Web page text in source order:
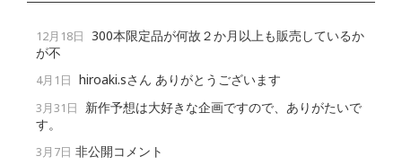
12月18日 300本限定品が何故２か月以上も販売しているか
が不
4月1日 hiroaki.sさん ありがとうございます
3月31日
新作予想は大好きな企画ですので、ありがたいで
す。
3月7日 非公開コメント